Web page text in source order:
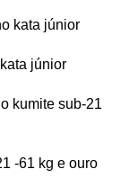
kata júnior
júnior
kumite sub-21
-61 kg e ouro